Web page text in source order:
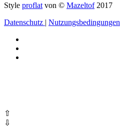
Style proflat von © Mazeltof2017
Datenschutz | Nutzungsbedingungen
⇧
⇩